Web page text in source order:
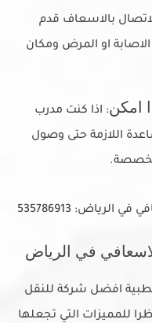
بالاسعاف قدم
او المرض ومكان
امكن: اذا كنت مدرب
اللازمة حتى وصول
في الرياض
افضل شركة للنقل
للمميزات التي تجعلها